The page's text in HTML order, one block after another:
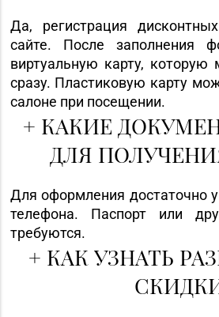
Да, регистрация
сайте. После заполнения
виртуальную карту, которую
сразу. Пластиковую карту
салоне при посещении.
+ КАКИЕ
ДЛЯ
Для оформления достаточно
телефона. Паспорт или
требуются.
+ КАК УЗНАТЬ